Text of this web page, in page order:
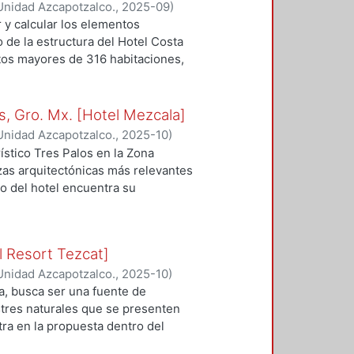
su profundo vínculo con la
entretenimiento y negocios,
también se busca crear un
de resiliencia urbana,
De esta forma, se proyecta el
a lo económico; se proyecta
que promueve la cohesión
turística y cultural de
y futuros.
Azcapotzalco., 2025-09)
calcular los elementos
la estructura del Hotel Costa
mayores de 316 habitaciones,
para garantizar un
Gro. Mx. [Hotel Mezcala]
Azcapotzalco., 2025-10)
Guadalupe
Tres Palos en la Zona
arquitectónicas más relevantes
del hotel encuentra su
moderno que dialoga
enfoque simbólico permite
el proyecto con el patrimonio
La propuesta no se limita a
de orden, jerarquía y
a un esquema funcional
Resort Tezcat]
Azcapotzalco., 2025-10)
busca ser una fuente de
naturales que se presenten
en la propuesta dentro del